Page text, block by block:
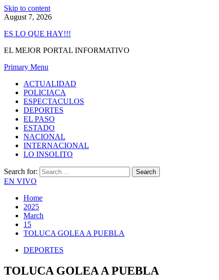
Skip to content
August 7, 2026
ES LO QUE HAY!!!
EL MEJOR PORTAL INFORMATIVO
Primary Menu
ACTUALIDAD
POLICIACA
ESPECTACULOS
DEPORTES
EL PASO
ESTADO
NACIONAL
INTERNACIONAL
LO INSOLITO
Search for:
EN VIVO
Home
2025
March
15
TOLUCA GOLEA A PUEBLA
DEPORTES
TOLUCA GOLEA A PUEBLA